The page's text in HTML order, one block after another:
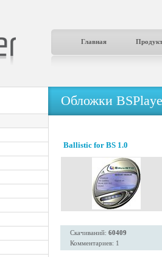
Главная
Обложки
Ballistic for BS 1.0
Скачиваний: 60409
Комментариев: 1